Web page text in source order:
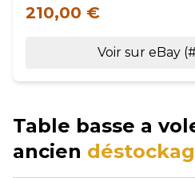
210,00 €
Voir sur eBay
Table basse a
ancien